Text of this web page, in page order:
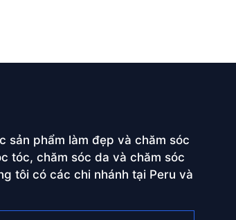
sản phẩm làm đẹp và chăm sóc
tóc, chăm sóc da và chăm sóc
tôi có các chi nhánh tại Peru và